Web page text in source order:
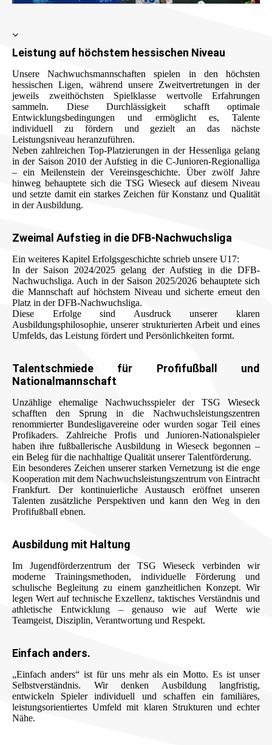
Leistung auf höchstem hessischen Niveau
Unsere Nachwuchsmannschaften spielen in den höchsten
hessischen Ligen, während unsere Zweitvertretungen in der
jeweils zweithöchsten Spielklasse wertvolle Erfahrungen
sammeln. Diese Durchlässigkeit schafft optimale
Entwicklungsbedingungen und ermöglicht es, Talente
individuell zu fördern und gezielt an das nächste
Leistungsniveau heranzuführen.
Neben zahlreichen Top-Platzierungen in der Hessenliga gelang
in der Saison 2010 der Aufstieg in die C-Junioren-Regionalliga
– ein Meilenstein der Vereinsgeschichte. Über zwölf Jahre
hinweg behauptete sich die TSG Wieseck auf diesem Niveau
und setzte damit ein starkes Zeichen für Konstanz und Qualität
in der Ausbildung.
Zweimal Aufstieg in die DFB-Nachwuchsliga
Ein weiteres Kapitel Erfolgsgeschichte schrieb unsere U17:
In der Saison 2024/2025 gelang der Aufstieg in die DFB-
Nachwuchsliga. Auch in der Saison 2025/2026 behauptete sich
die Mannschaft auf höchstem Niveau und sicherte erneut den
Platz in der DFB-Nachwuchsliga.
Diese Erfolge sind Ausdruck unserer klaren
Ausbildungsphilosophie, unserer strukturierten Arbeit und eines
Umfelds, das Leistung fördert und Persönlichkeiten formt.
Talentschmiede für Profifußball und
Nationalmannschaft
Unzählige ehemalige Nachwuchsspieler der TSG Wieseck
schafften den Sprung in die Nachwuchsleistungszentren
renommierter Bundesligavereine oder wurden sogar Teil eines
Profikaders. Zahlreiche Profis und Junioren-Nationalspieler
haben ihre fußballerische Ausbildung in Wieseck begonnen –
ein Beleg für die nachhaltige Qualität unserer Talentförderung.
Ein besonderes Zeichen unserer starken Vernetzung ist die enge
Kooperation mit dem Nachwuchsleistungszentrum von Eintracht
Frankfurt. Der kontinuierliche Austausch eröffnet unseren
Talenten zusätzliche Perspektiven und kann den Weg in den
Profifußball ebnen.
Ausbildung mit Haltung
Im Jugendförderzentrum der TSG Wieseck verbinden wir
moderne Trainingsmethoden, individuelle Förderung und
schulische Begleitung zu einem ganzheitlichen Konzept. Wir
legen Wert auf technische Exzellenz, taktisches Verständnis und
athletische Entwicklung – genauso wie auf Werte wie
Teamgeist, Disziplin, Verantwortung und Respekt.
Einfach anders.
„Einfach anders“ ist für uns mehr als ein Motto. Es ist unser
Selbstverständnis. Wir denken Ausbildung langfristig,
entwickeln Spieler individuell und schaffen ein familiäres,
leistungsorientiertes Umfeld mit klaren Strukturen und echter
Nähe.